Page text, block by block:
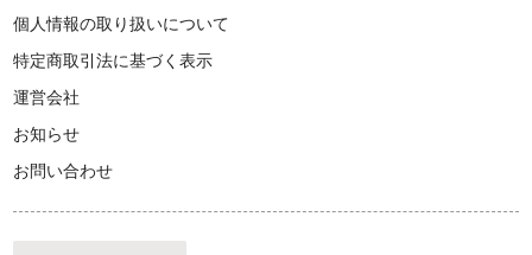
個人情報の取り扱いについて
特定商取引法に基づく表示
運営会社
お知らせ
お問い合わせ